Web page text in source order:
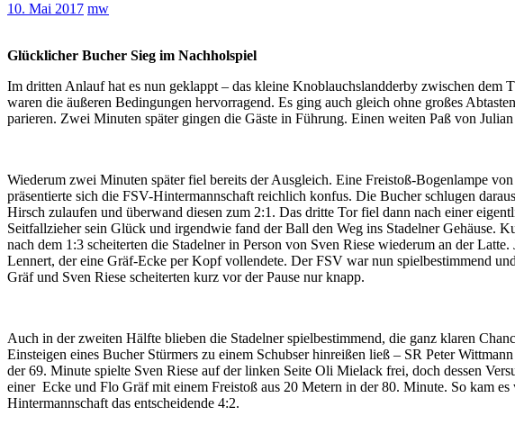
10. Mai 2017 mw
Glücklicher Bucher Sieg im Nachholspiel
Im dritten Anlauf hat es nun geklappt – das kleine Knoblauchslandderby zwischen
waren die äußeren Bedingungen hervorragend. Es ging auch gleich ohne großes
parieren. Zwei Minuten später gingen die Gäste in Führung. Einen weiten Paß von
Wiederum zwei Minuten später fiel bereits der Ausgleich. Eine Freistoß-Bogenlampe
präsentierte sich die FSV-Hintermannschaft reichlich konfus. Die Bucher schlugen
Hirsch zulaufen und überwand diesen zum 2:1. Das dritte Tor fiel dann nach einer
Seitfallzieher sein Glück und irgendwie fand der Ball den Weg ins Stadelner Gehäuse.
nach dem 1:3 scheiterten die Stadelner in Person von Sven Riese wiederum an der
Lennert, der eine Gräf-Ecke per Kopf vollendete. Der FSV war nun spielbestimmend
Gräf und Sven Riese scheiterten kurz vor der Pause nur knapp.
Auch in der zweiten Hälfte blieben die Stadelner spielbestimmend, die ganz klaren
Einsteigen eines Bucher Stürmers zu einem Schubser hinreißen ließ – SR Peter
der 69. Minute spielte Sven Riese auf der linken Seite Oli Mielack frei, doch dessen
einer Ecke und Flo Gräf mit einem Freistoß aus 20 Metern in der 80. Minute. So kam
Hintermannschaft das entscheidende 4:2.